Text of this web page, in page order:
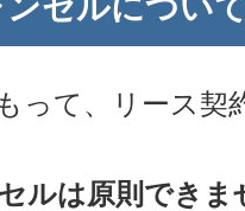
って、リース契
ルは原則できま